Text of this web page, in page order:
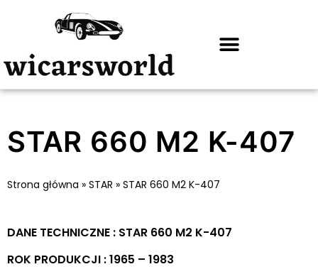
STAR 660 M2 K-407
Strona główna » STAR » STAR 660 M2 K-407
DANE TECHNICZNE : STAR 660 M2 K-407
ROK PRODUKCJI : 1965 – 1983